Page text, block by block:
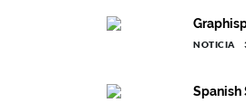
NOTICIA
Spanish